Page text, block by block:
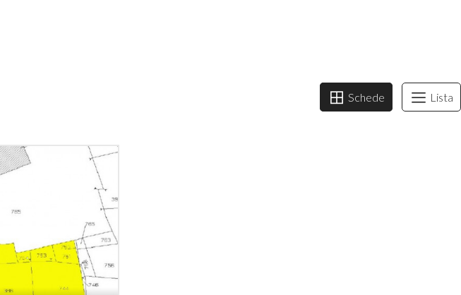
Schede Lista